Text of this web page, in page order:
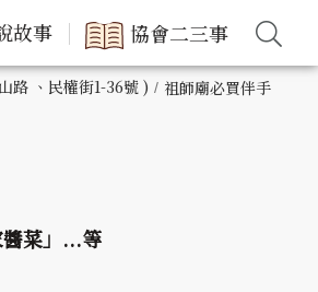
故事 協會二三事
路 、民權街1-36號 ) 祖師廟必買伴手
菜」...等